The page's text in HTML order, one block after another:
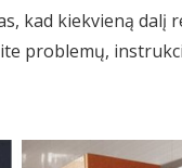
kad kiekvieną dalį
problemų,